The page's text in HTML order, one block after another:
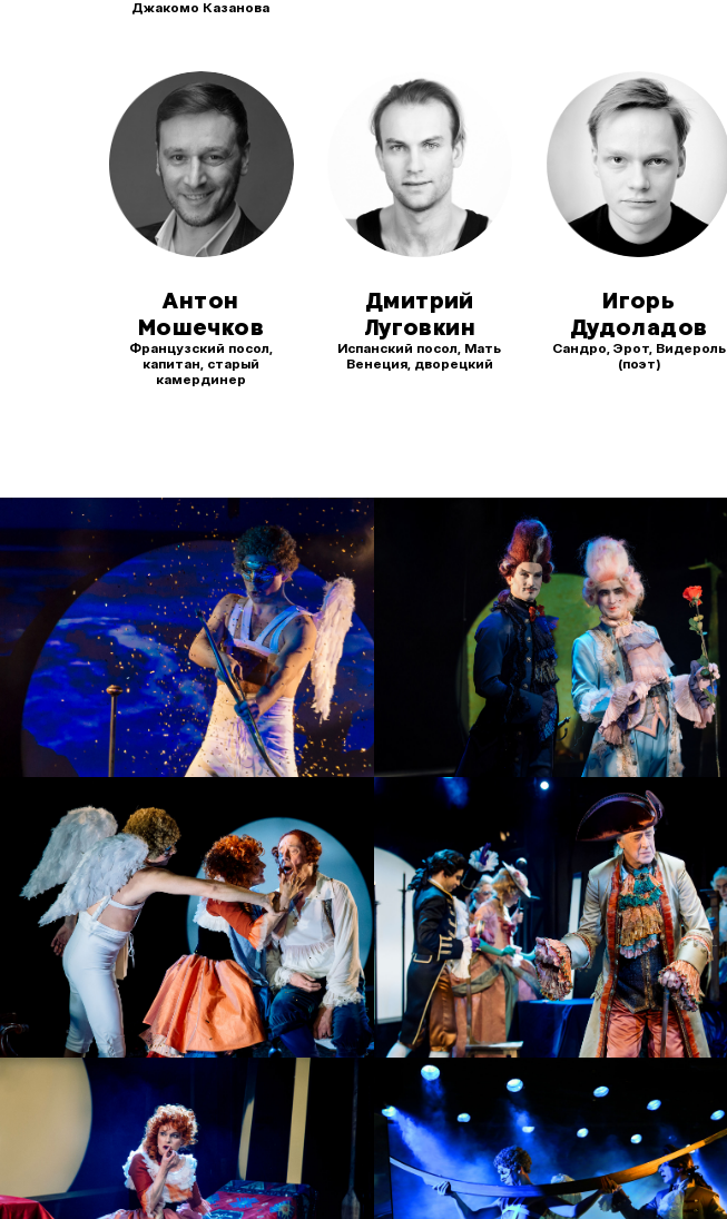
Джакомо Казанова
Антон
Мошечков
Французский посол,
капитан, старый
камердинер
Дмитрий
Луговкин
Испанский посол, Мать
Венеция, дворецкий
Игорь
Дудоладов
Сандро, Эрот, Видероль
(поэт)